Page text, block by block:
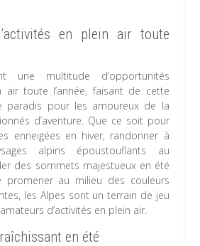
en plein air toute
une multitude d’opportunités
air toute l’année, faisant de cette
paradis pour les amoureux de la
d’aventure. Que ce soit pour
enneigées en hiver, randonner à
alpins époustouflants au
des sommets majestueux en été
promener au milieu des couleurs
les Alpes sont un terrain de jeu
d’activités en plein air.
en été